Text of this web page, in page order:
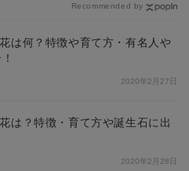
Recommended by
は何？特徴や育て方・有名人や
2020年2月27日
は？特徴・育て方や誕生石に出
2020年2月28日